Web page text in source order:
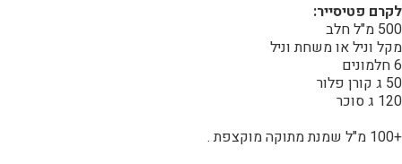
לקרם פטיסייר:
500 מ"ל חלב
מקל וניל או משחת וניל
6 חלמונים
50 ג קורן פלור
120 ג סוכר
+100 מ"ל שמנת מתוקה מוקצפת .